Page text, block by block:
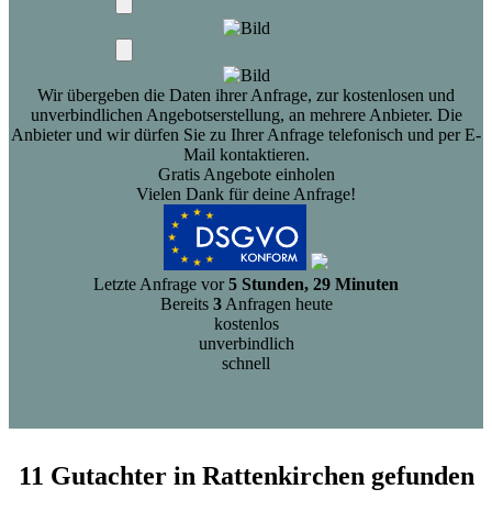
Wir übergeben die Daten ihrer Anfrage, zur kostenlosen und
unverbindlichen Angebotserstellung, an mehrere Anbieter. Die
Anbieter und wir dürfen Sie zu Ihrer Anfrage telefonisch und per E-
Mail kontaktieren.
Gratis Angebote einholen
Vielen Dank für deine Anfrage!
Letzte Anfrage vor5 Stunden, 29 Minuten
Bereits 3Anfragen heute
kostenlos
unverbindlich
schnell
11 Gutachter in Rattenkirchen gefunden